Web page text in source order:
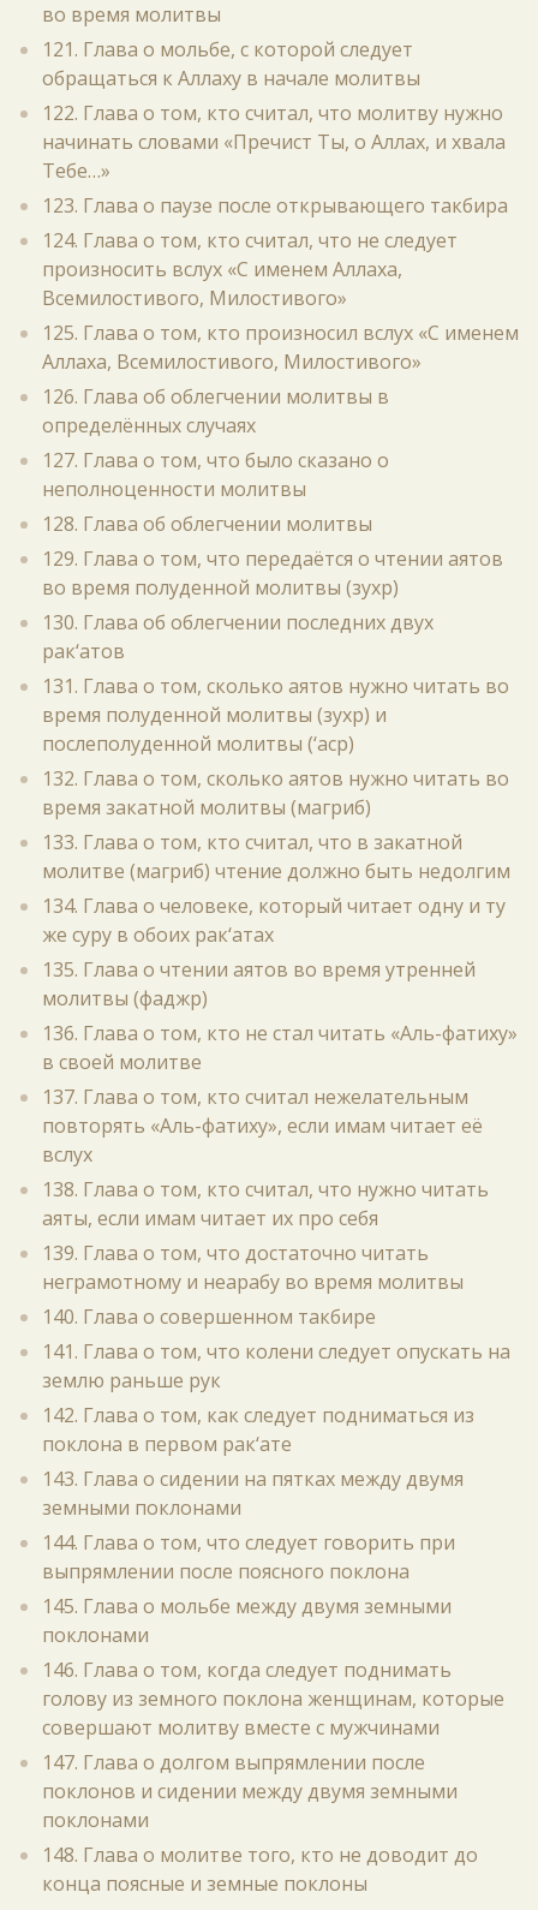
во время молитвы
121. Глава о мольбе, с которой следует
обращаться к Аллаху в начале молитвы
122. Глава о том, кто считал, что молитву нужно
начинать словами «Пречист Ты, о Аллах, и хвала
Тебе…»
123. Глава о паузе после открывающего такбира
124. Глава о том, кто считал, что не следует
произносить вслух «С именем Аллаха,
Всемилостивого, Милостивого»
125. Глава о том, кто произносил вслух «С именем
Аллаха, Всемилостивого, Милостивого»
126. Глава об облегчении молитвы в
определённых случаях
127. Глава о том, что было сказано о
неполноценности молитвы
128. Глава об облегчении молитвы
129. Глава о том, что передаётся о чтении аятов
во время полуденной молитвы (зухр)
130. Глава об облегчении последних двух
рак‘атов
131. Глава о том, сколько аятов нужно читать во
время полуденной молитвы (зухр) и
послеполуденной молитвы (‘аср)
132. Глава о том, сколько аятов нужно читать во
время закатной молитвы (магриб)
133. Глава о том, кто считал, что в закатной
молитве (магриб) чтение должно быть недолгим
134. Глава о человеке, который читает одну и ту
же суру в обоих рак‘атах
135. Глава о чтении аятов во время утренней
молитвы (фаджр)
136. Глава о том, кто не стал читать «Аль-фатиху»
в своей молитве
137. Глава о том, кто считал нежелательным
повторять «Аль-фатиху», если имам читает её
вслух
138. Глава о том, кто считал, что нужно читать
аяты, если имам читает их про себя
139. Глава о том, что достаточно читать
неграмотному и неарабу во время молитвы
140. Глава о совершенном такбире
141. Глава о том, что колени следует опускать на
землю раньше рук
142. Глава о том, как следует подниматься из
поклона в первом рак‘ате
143. Глава о сидении на пятках между двумя
земными поклонами
144. Глава о том, что следует говорить при
выпрямлении после поясного поклона
145. Глава о мольбе между двумя земными
поклонами
146. Глава о том, когда следует поднимать
голову из земного поклона женщинам, которые
совершают молитву вместе с мужчинами
147. Глава о долгом выпрямлении после
поклонов и сидении между двумя земными
поклонами
148. Глава о молитве того, кто не доводит до
конца поясные и земные поклоны